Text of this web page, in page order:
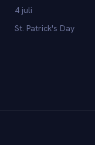
4 juli
St. Patrick's Day